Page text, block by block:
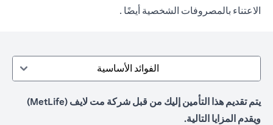
الاعتناء بالمصروفات الشخصية أيضًا .
الفوائد الأساسية
يتم تقديم هذا التأمين إليك من قبل شركة مت لايف (MetLife)
ويقدم المزايا التالية.